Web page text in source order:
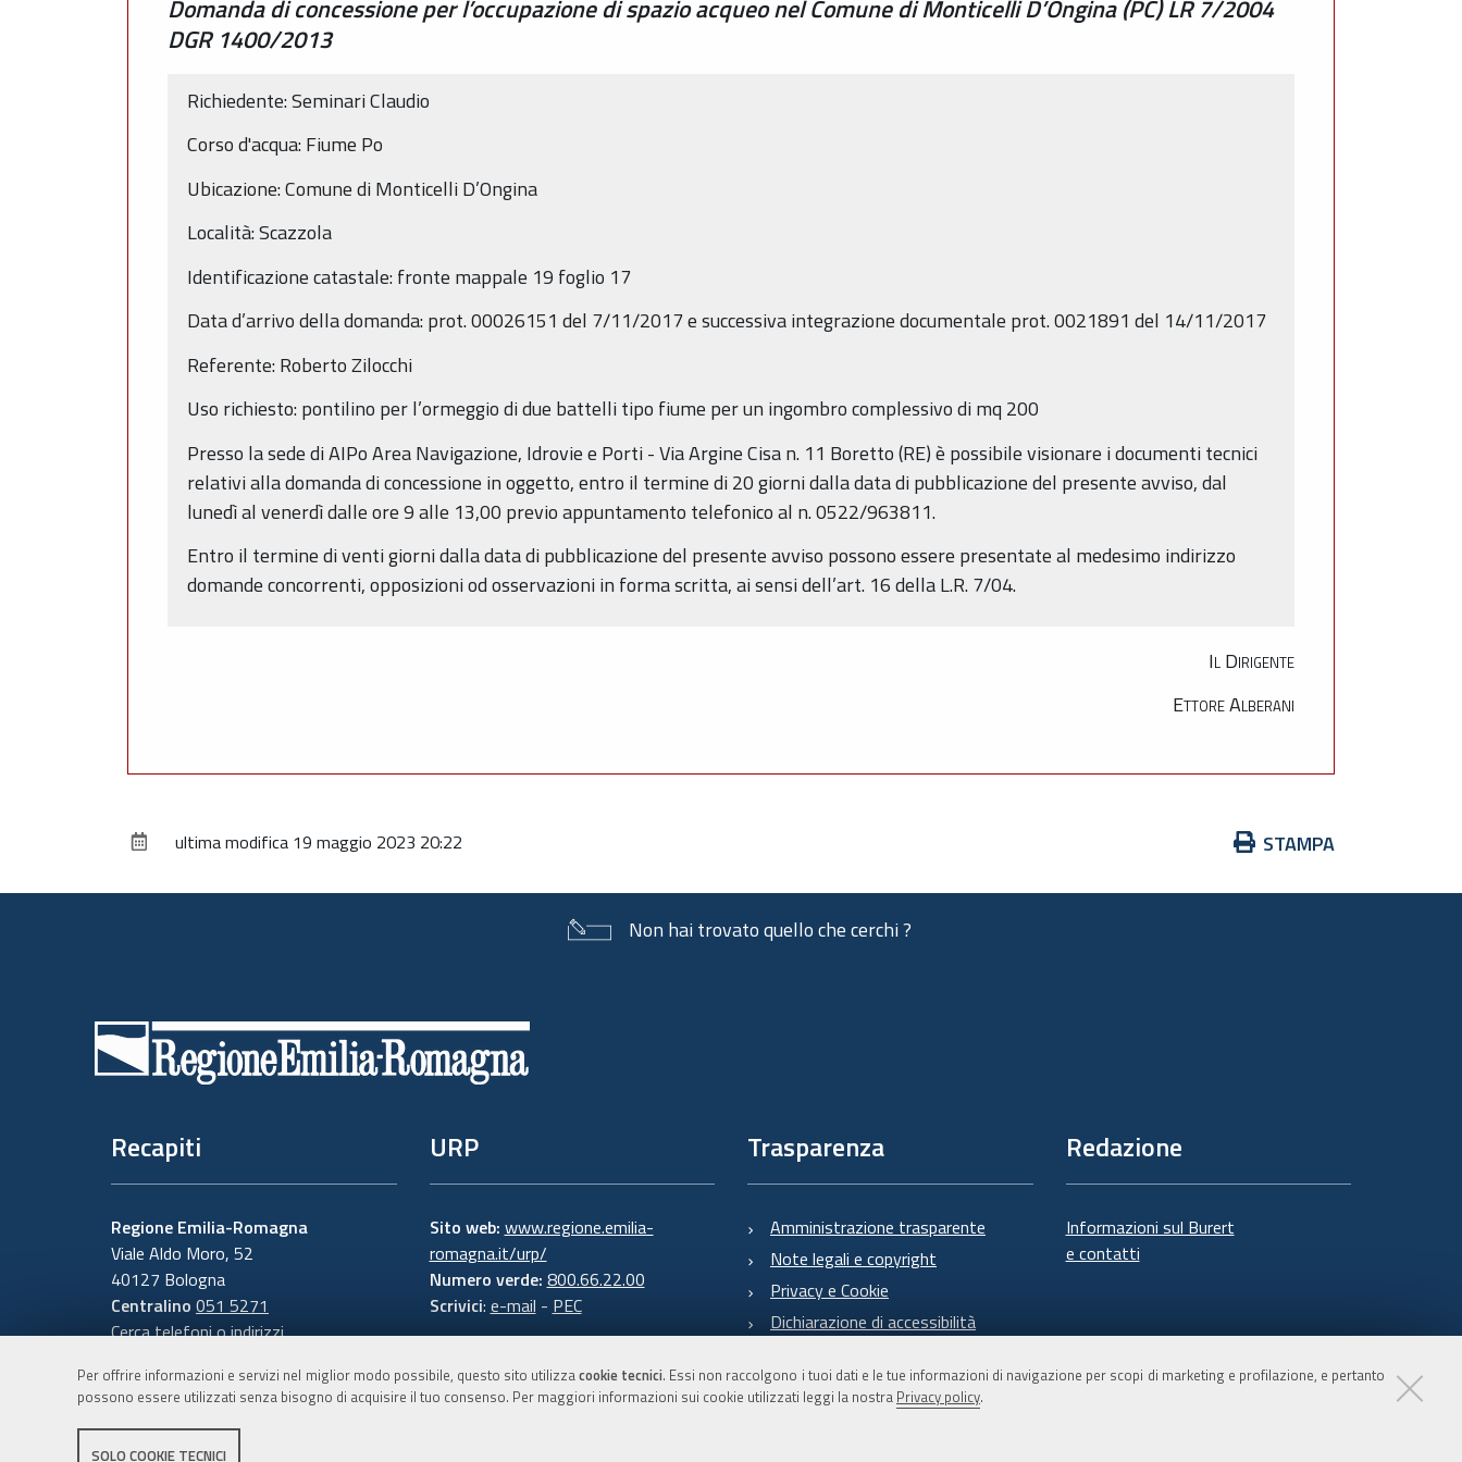
Per offrire informazioni e servizi nel miglior modo possibile, questo sito utilizzacookie tecnici. Essi non raccolgono i tuoi dati e le tue informazioni di navigazione per scopi di marketing e profilazione, e pertanto
possono essere utilizzati senza bisogno di acquisire il tuo consenso. Per maggiori informazioni sui cookie utilizzati leggi la nostra Privacy policy.
SOLO COOKIE TECNICI
Domanda di concessione per l’occupazione di spazio acqueo nel Comune di Monticelli D’Ongina (PC) LR 7/2004
DGR 1400/2013
Richiedente: Seminari Claudio
Corso d'acqua: Fiume Po
Ubicazione: Comune di Monticelli D’Ongina
Località: Scazzola
Identificazione catastale: fronte mappale 19 foglio 17
Data d’arrivo della domanda: prot. 00026151 del 7/11/2017 e successiva integrazione documentale prot. 0021891 del 14/11/2017
Referente: Roberto Zilocchi
Uso richiesto: pontilino per l’ormeggio di due battelli tipo fiume per un ingombro complessivo di mq 200
Presso la sede di AIPo Area Navigazione, Idrovie e Porti - Via Argine Cisa n. 11 Boretto (RE) è possibile visionare i documenti tecnici
relativi alla domanda di concessione in oggetto, entro il termine di 20 giorni dalla data di pubblicazione del presente avviso, dal
lunedì al venerdì dalle ore 9 alle 13,00 previo appuntamento telefonico al n. 0522/963811.
Entro il termine di venti giorni dalla data di pubblicazione del presente avviso possono essere presentate al medesimo indirizzo
domande concorrenti, opposizioni od osservazioni in forma scritta, ai sensi dell’art. 16 della L.R. 7/04.
Il Dirigente
Ettore Alberani
Azioni
documento
STAMPA
ultima modifica 19 maggio 2023 20:22
Non hai trovato quello che cerchi ?
Recapiti
Regione Emilia-Romagna
Viale Aldo Moro, 52
40127 Bologna
Centralino 051 5271
Cerca telefoni o indirizzi
URP
Sito web: www.regione.emilia-
romagna.it/urp/
Numero verde: 800.66.22.00
Scrivici: e-mail - PEC
Trasparenza
Amministrazione trasparente
Note legali e copyright
Privacy e Cookie
Dichiarazione di accessibilità
Redazione
Informazioni sul Burert
e contatti